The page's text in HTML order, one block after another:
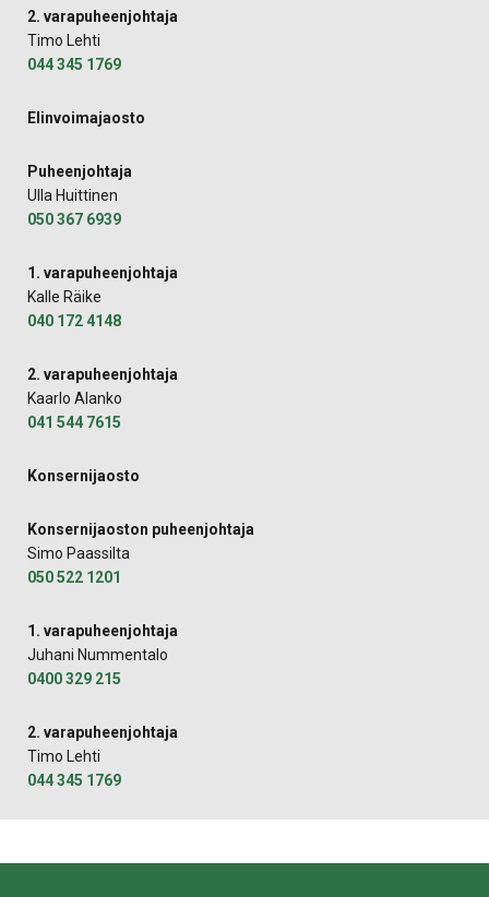
2. varapuheenjohtaja
Timo Lehti
044 345 1769
Elinvoimajaosto
Puheenjohtaja
Ulla Huittinen
050 367 6939
1. varapuheenjohtaja
Kalle Räike
040 172 4148
2. varapuheenjohtaja
Kaarlo Alanko
041 544 7615
Konsernijaosto
Konsernijaoston puheenjohtaja
Simo Paassilta
050 522 1201
1. varapuheenjohtaja
Juhani Nummentalo
0400 329 215
2. varapuheenjohtaja
Timo Lehti
044 345 1769